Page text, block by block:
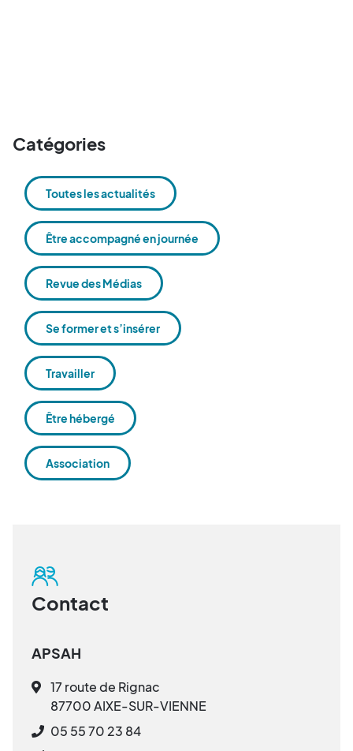
Catégories
Toutes les actualités
Être accompagné en journée
Revue des Médias
Se former et s’insérer
Travailler
Être hébergé
Association
Contact
APSAH
17 route de Rignac
87700 AIXE-SUR-VIENNE
05 55 70 23 84